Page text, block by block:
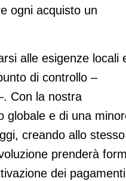
ogni acquisto un
alle esigenze locali
di controllo –
Con la nostra
globale e di una
creando allo stesso
prenderà
dei pagamenti